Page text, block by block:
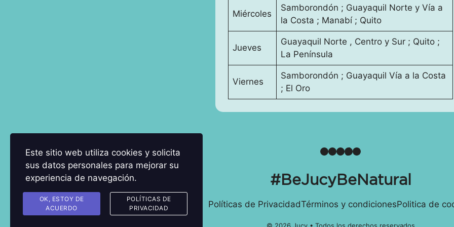
Miércoles
Samborondón ; Guayaquil Norte y Vía a
la Costa ; Manabí ; Quito
Jueves
Guayaquil Norte , Centro y Sur ; Quito ;
La Península
Viernes
Samborondón ; Guayaquil Vía a la Costa
; El Oro
Facebook
Instagram
YouTube
TikTok
LinkedIn
#BeJucyBeNatural
Políticas de PrivacidadTérminos y condicionesPolitica de
Este sitio web utiliza cookies y solicita
sus datos personales para mejorar su
experiencia de navegación.
OK, ESTOY DE
ACUERDO
POLÍTICAS DE
PRIVACIDAD